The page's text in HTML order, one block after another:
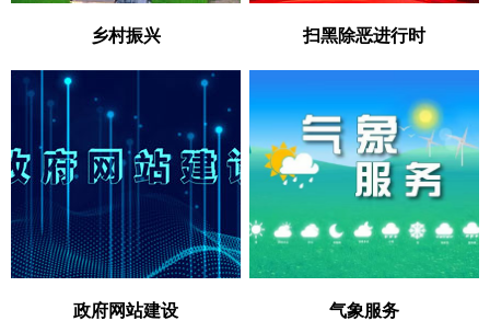
乡村振兴 扫黑除恶进行时
政府网站建设 气象服务